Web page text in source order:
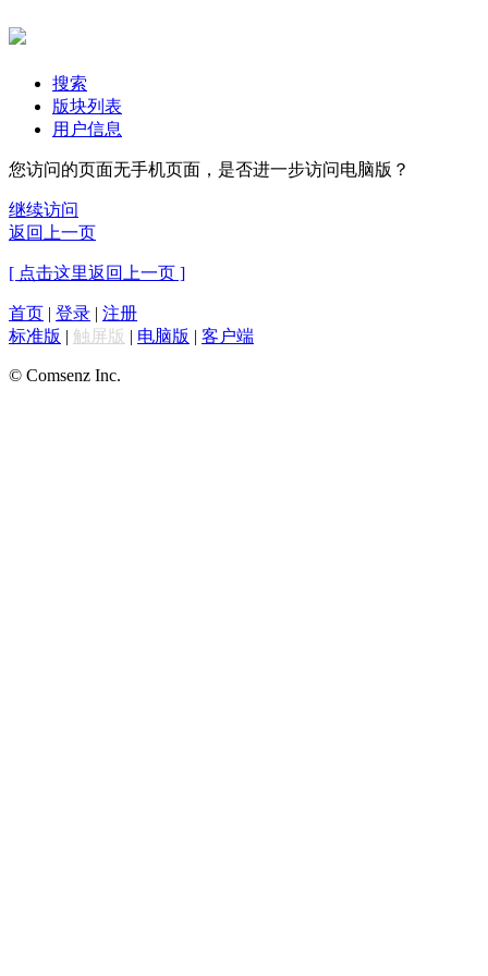
搜索
版块列表
用户信息
您访问的页面无手机页面，是否进一步访问电脑版？
继续访问
返回上一页
[ 点击这里返回上一页 ]
首页 | 登录 | 注册
标准版 | 触屏版 | 电脑版 | 客户端
© Comsenz Inc.